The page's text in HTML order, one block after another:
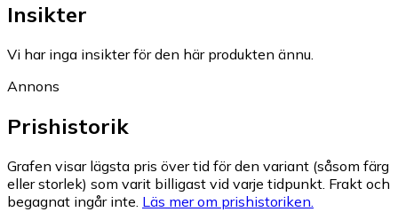
Insikter
Vi har inga insikter för den här produkten ännu.
Annons
Prishistorik
Grafen visar lägsta pris över tid för den variant (såsom färg
eller storlek) som varit billigast vid varje tidpunkt. Frakt och
begagnat ingår inte. Läs mer om prishistoriken.